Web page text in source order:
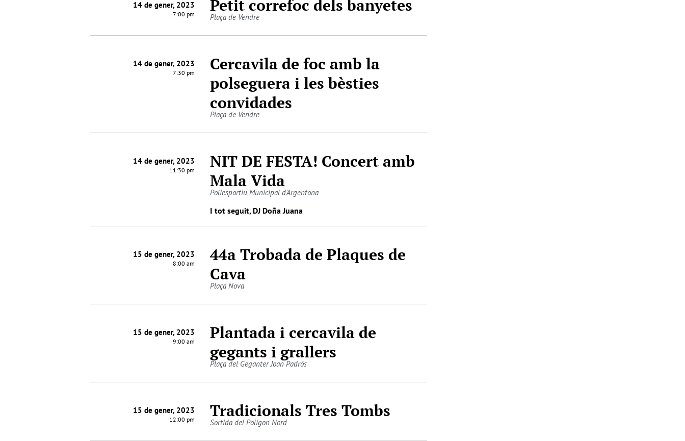
14 de gener, 2023
7:00 pm Petit correfoc dels banyetes
Plaça de Vendre
14 de gener, 2023
7:30 pm
Cercavila de foc amb la
polseguera i les bèsties
convidades
Plaça de Vendre
14 de gener, 2023
11:30 pm
NIT DE FESTA! Concert amb
Mala Vida
Poliesportiu Municipal d'Argentona
I tot seguit, DJ Doña Juana
15 de gener, 2023
8:00 am
44a Trobada de Plaques de
Cava
Plaça Nova
15 de gener, 2023
9:00 am
Plantada i cercavila de
gegants i grallers
Plaça del Geganter Joan Padrós
15 de gener, 2023
12:00 pm Tradicionals Tres Tombs
Sortida del Polígon Nord